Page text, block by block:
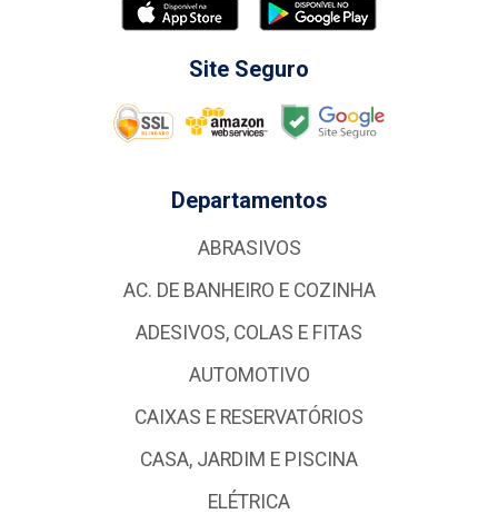
Site Seguro
Departamentos
ABRASIVOS
AC. DE BANHEIRO E COZINHA
ADESIVOS, COLAS E FITAS
AUTOMOTIVO
CAIXAS E RESERVATÓRIOS
CASA, JARDIM E PISCINA
ELÉTRICA